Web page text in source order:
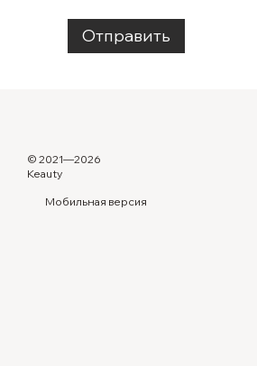
Отправить
© 2021—2026
Keauty
Мобильная версия